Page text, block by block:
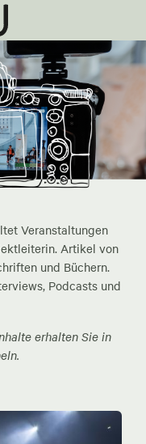
Veranstaltungen
Artikel von
und Büchern.
Podcasts und
erhalten Sie in